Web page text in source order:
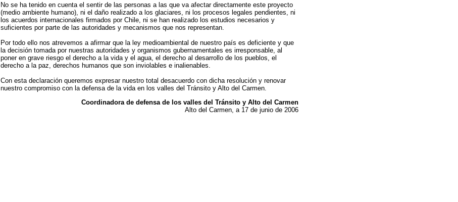
No se ha tenido en cuenta el sentir de las personas a las que va afectar directamente este proyecto
(medio ambiente humano), ni el daño realizado a los glaciares, ni los procesos legales pendientes, ni
los acuerdos internacionales firmados por Chile, ni se han realizado los estudios necesarios y
suficientes por parte de las autoridades y mecanismos que nos representan.
Por todo ello nos atrevemos a afirmar que la ley medioambiental de nuestro país es deficiente y que
la decisión tomada por nuestras autoridades y organismos gubernamentales es irresponsable, al
poner en grave riesgo el derecho a la vida y el agua, el derecho al desarrollo de los pueblos, el
derecho a la paz, derechos humanos que son inviolables e inalienables.
Con esta declaración queremos expresar nuestro total desacuerdo con dicha resolución y renovar
nuestro compromiso con la defensa de la vida en los valles del Tránsito y Alto del Carmen.
Coordinadora de defensa de los valles del Tránsito y Alto del Carmen
Alto del Carmen, a 17 de junio de 2006